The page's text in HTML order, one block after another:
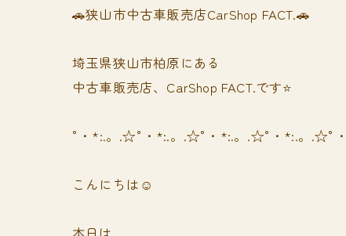
🚗狭山市中古車販売店CarShop FACT.🚗
埼玉県狭山市柏原にある
中古車販売店、CarShop FACT.です⭐️
°・*:.。.☆°・*:.。.☆°・*:.。.☆°・*:.。.☆°
こんにちは☺️